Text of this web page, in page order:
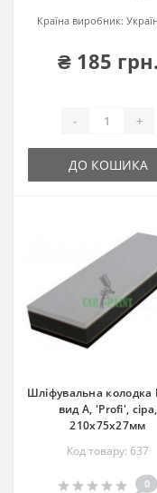
Країна виробник:
₴ 185 грн.
- +
ДО КОШИКА
Шліфувальна колодка
вид А, 'Profi', сіра,
210х75х27мм
Код товару: 637
0